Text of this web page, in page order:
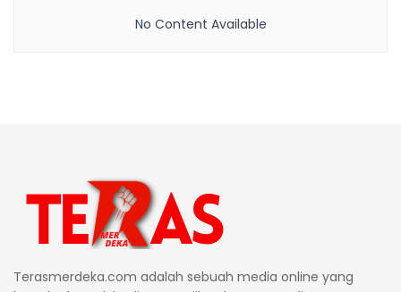
No Content Available
Terasmerdeka.com adalah sebuah media online yang